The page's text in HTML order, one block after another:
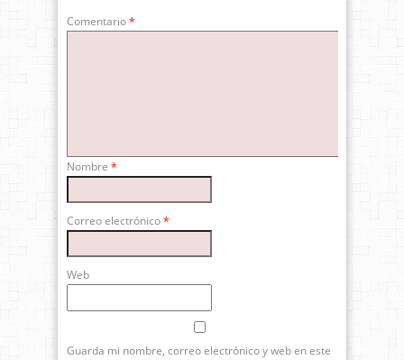
Comentario*
Nombre *
Correo electrónico*
Web
Guarda mi nombre, correo electrónico y web en este